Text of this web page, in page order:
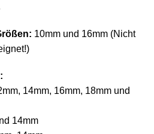
10mm und 16mm (Nicht
14mm, 16mm, 18mm und
14mm